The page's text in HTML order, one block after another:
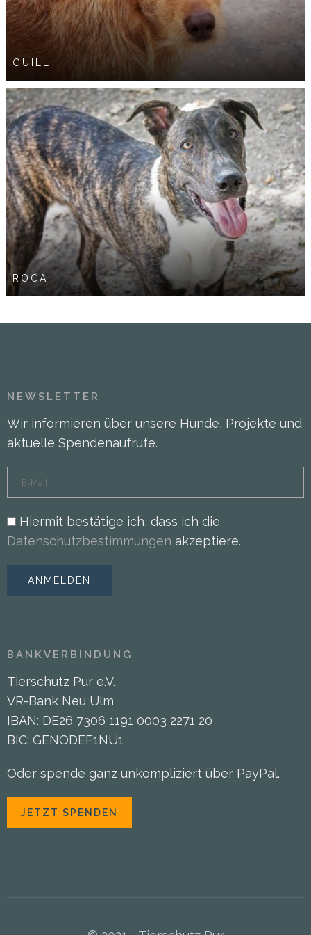
GUILL
ROCA
NEWSLETTER
Wir informieren über unsere Hunde, Projekte und
aktuelle Spendenaufrufe.
Hiermit bestätige ich, dass ich die
Datenschutzbestimmungen akzeptiere.
BANKVERBINDUNG
Tierschutz Pur e.V.
VR-Bank Neu Ulm
IBAN: DE26 7306 1191 0003 2271 20
BIC: GENODEF1NU1
Oder spende ganz unkompliziert über PayPal.
JETZT SPENDEN